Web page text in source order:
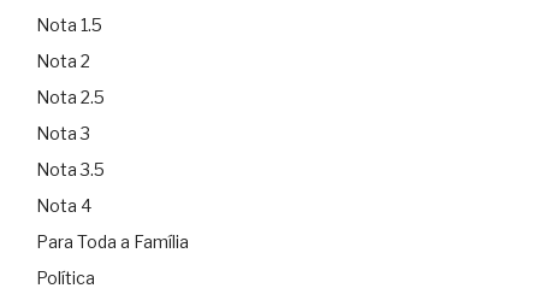
Nota 1.5
Nota 2
Nota 2.5
Nota 3
Nota 3.5
Nota 4
Para Toda a Família
Política